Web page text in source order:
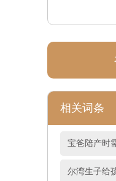
相关词条
宝爸陪产时
尔湾生子给